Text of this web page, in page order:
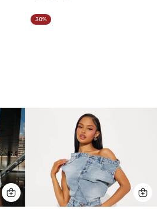
30%